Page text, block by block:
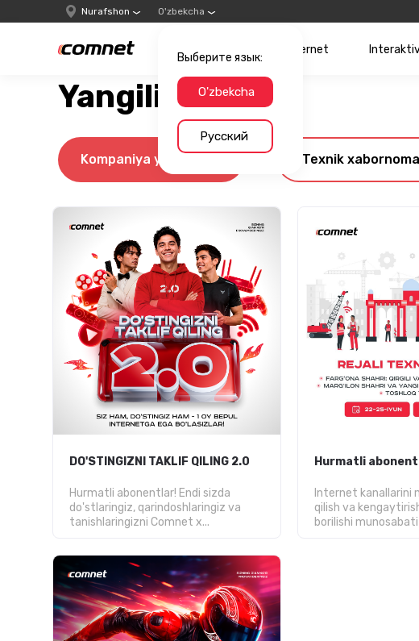
Nurafshon O'zbekcha
Выберите язык:
O'zbekcha
Русский
Internet
Yangiliklar
Kompaniya yangiliklari Texnik
DO'STINGIZNI TAKLIF QILING 2.0
Hurmatli abonentlar! Endi sizda
do'stlaringiz, qarindoshlaringiz va
tanishlaringizni Comnet x...
Hurmatli
Internet kanallarini
qilish va
borilishi munosabati